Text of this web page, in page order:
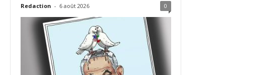
Redaction - 6 août 2026 0